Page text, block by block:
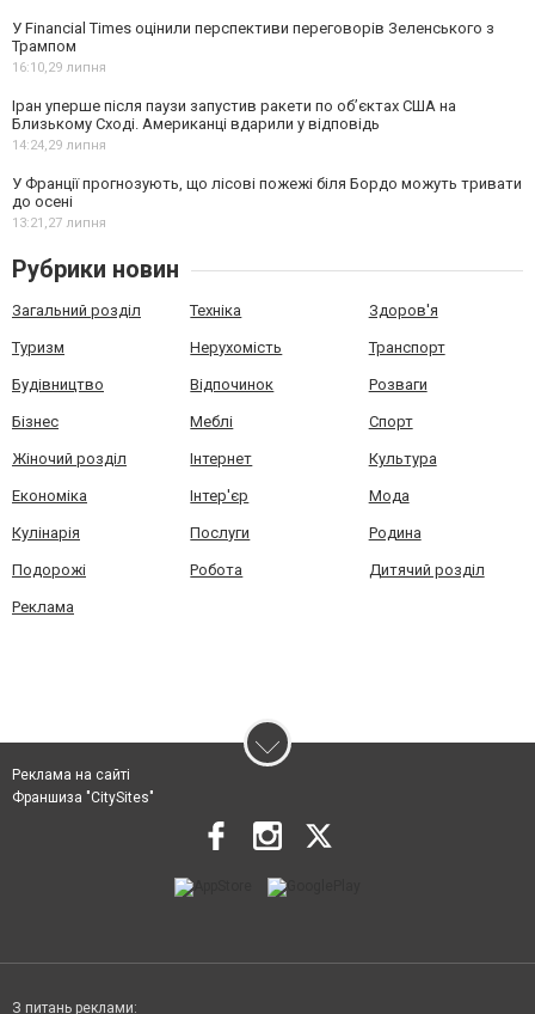
У Financial Times оцінили перспективи переговорів Зеленського з
Трампом
16:10,29 липня
Іран уперше після паузи запустив ракети по обʼєктах США на
Близькому Сході. Американці вдарили у відповідь
14:24,29 липня
У Франції прогнозують, що лісові пожежі біля Бордо можуть тривати
до осені
13:21,27 липня
Рубрики новин
Загальний розділ Техніка Здоров'я
Туризм Нерухомість Транспорт
Будівництво Відпочинок Розваги
Бізнес Меблі Спорт
Жіночий розділ Інтернет Культура
Економіка Інтер'єр Мода
Кулінарія Послуги Родина
Подорожі Робота Дитячий розділ
Реклама
Реклама на сайті
Франшиза "CitySites"
З питань реклами: